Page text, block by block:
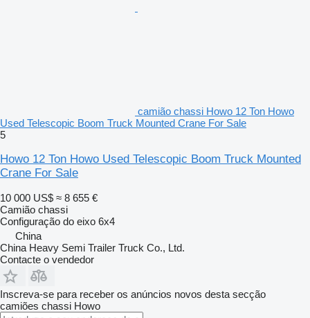
camião chassi Howo 12 Ton Howo
Used Telescopic Boom Truck Mounted Crane For Sale
5
Howo 12 Ton Howo Used Telescopic Boom Truck Mounted
Crane For Sale
10 000 US$ ≈ 8 655 €
Camião chassi
Configuração do eixo 6x4
China
China Heavy Semi Trailer Truck Co., Ltd.
Contacte o vendedor
Inscreva-se para receber os anúncios novos desta secção
camiões chassi Howo